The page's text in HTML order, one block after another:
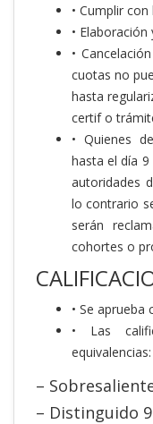
• Cumplir
•
•
cuotas no
hasta
certif o
• Quienes
hasta el día
autoridades
lo contrario
serán
cohortes o
• Se
• Las
equivalencias:
–
– Distinguido